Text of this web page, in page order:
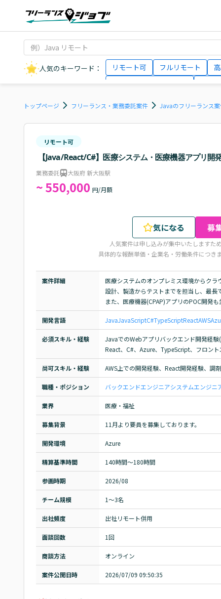
人気のキーワード： リモート可 フルリモート
AIエンジニア
トップページ フリーランス・業務委託案件 Javaのフリーランス
リモート可
【Java/React/C#】医療システム・医療機器アプリ開
業務委託 大阪府 新大阪駅
~ 550,000 円/月額
気になる 募
人気案件は申し込みが集中いたしますた
具体的な報酬単価・企業名・労働条件につき
案件詳細
医療システムのオンプレミス環境からク
設計、製造からテストまでを担当し、最
また、医療機器(CPAP)アプリのPOC開発
開発言語 JavaJavaScriptC#TypeScriptReactAWS
必須スキル・経験
JavaでのWebアプリバックエンド開発経験
React、C#、Azure、TypeScript、フロン
尚可スキル・経験 AWS上での開発経験、React開発経験、調
職種・ポジション バックエンドエンジニアシステムエンジニ
業界 医療・福祉
募集背景 11月より要員を募集しております。
開発環境 Azure
精算基準時間 140時間〜180時間
参画時期 2026/08
チーム規模 1～3名
出社頻度 出社リモート併用
面談回数 1回
商談方法 オンライン
案件公開日時 2026/07/09 09:50:35